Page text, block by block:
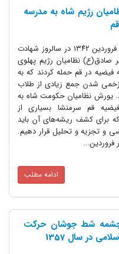
رژیم شاه به مدرسه
روز دوم فروردین ۱۳۴۲ در سالروز شهادت
صادق(ع) نظامیان رژیم پهلوی
در قم حمله کردند که به
شدن جمع زیادی از طلاب
نظامیان حکومت شاه به
قم سرمنشا بسیاری از
برای کشف ریشه‌های آن باید
بررسی و تجزیه و تحلیل قرار دهیم.
ادامه مطلب
شط جوشان حرکت
در سال 1357